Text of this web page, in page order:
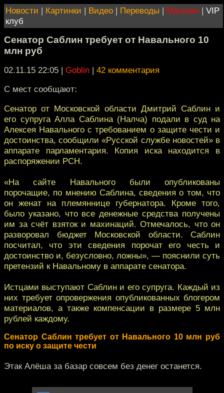
Новости | Картинки | Видео | Переводы | Магазин | VIP
клуб
Сенатор Саблин требует от Навального 10
млн руб
02.11.15 22:05 | Goblin | 42 комментария
С мест сообщают:
Сенатор от Московской области Дмитрий Саблин и
его супруга Алла Саблина (Налча) подали в суд на
Алексея Навального с требованием о защите чести и
достоинства, сообщили «Русской службе новостей» в
аппарате парламентария. Копия иска находится в
распоряжении РСН.
«На сайте Навального были опубликованы
порочащие, по мнению Саблина, сведения о том, что
он женат на племяннице губернатора. Кроме того,
было указано, что все денежные средства получены
им за счёт взяток и махинаций. Отмечалось, что он
разворовал бюджет Московской области. Саблин
посчитал, что эти сведения порочат его честь и
достоинство и, безусловно, ложны», — пояснили суть
претензий к Навальному в аппарате сенатора.
Истцами выступают Саблин и его супруга. Каждый из
них требует опровержения опубликованных блогером
материалов, а также компенсации в размере 5 млн
рублей каждому.
Сенатор Саблин требует от Навального 10 млн руб
по иску о защите чести
Этак Алёша за базар совсем без денег останется.